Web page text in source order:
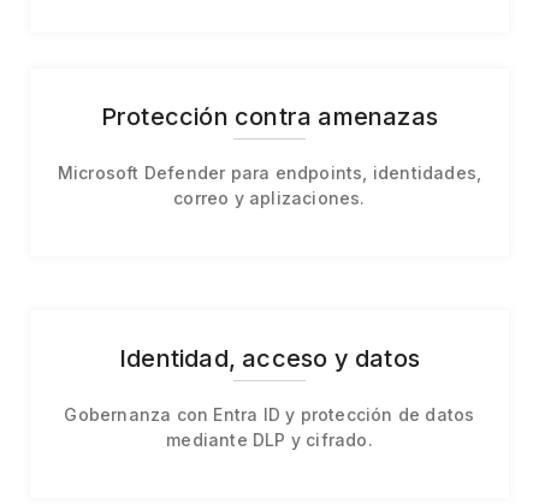
Protección contra amenazas
Microsoft Defender para endpoints, identidades,
correo y aplizaciones.
Identidad, acceso y datos
Gobernanza con Entra ID y protección de datos
mediante DLP y cifrado.